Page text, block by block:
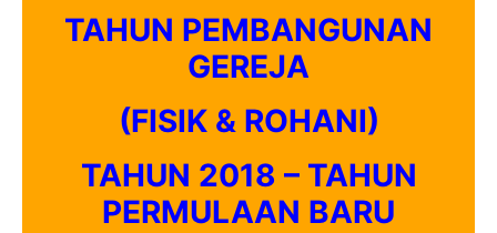
TAHUN PEMBANGUNAN
GEREJA
(FISIK & ROHANI)
TAHUN 2018 – TAHUN
PERMULAAN BARU